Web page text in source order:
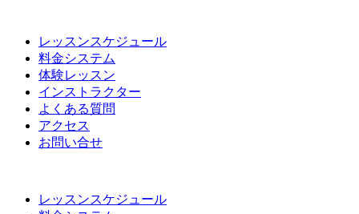
レッスンスケジュール
料金システム
体験レッスン
インストラクター
よくある質問
アクセス
お問い合せ
レッスンスケジュール